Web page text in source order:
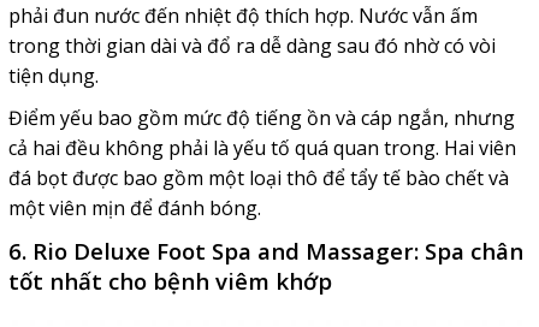
phải đun nước đến nhiệt độ thích hợp. Nước vẫn ấm
trong thời gian dài và đổ ra dễ dàng sau đó nhờ có vòi
tiện dụng.
Điểm yếu bao gồm mức độ tiếng ồn và cáp ngắn, nhưng
cả hai đều không phải là yếu tố quá quan trong. Hai viên
đá bọt được bao gồm một loại thô để tẩy tế bào chết và
một viên mịn để đánh bóng.
6. Rio Deluxe Foot Spa and Massager: Spa chân
tốt nhất cho bệnh viêm khớp